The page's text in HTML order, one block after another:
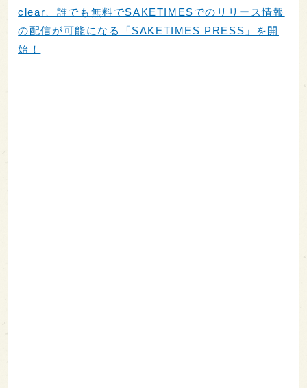
clear、誰でも無料でSAKETIMESでのリリース情報
の配信が可能になる「SAKETIMES PRESS」を開
始！